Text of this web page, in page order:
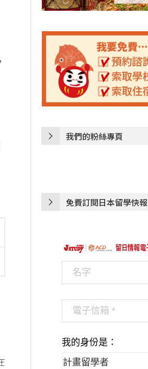
我們的粉絲專頁
免費訂閱日本留學快報
我的身份是：